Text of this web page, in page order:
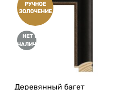
РУЧНОЕ
ЗОЛОЧЕНИЕ
НЕТ В
НАЛИЧИИ
Деревянный багет